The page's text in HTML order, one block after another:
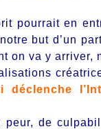
pourrait en
but d’un
on va y arriver,
de